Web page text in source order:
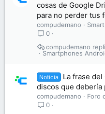
cosas de Google
para no perder tus
compudemano
0
Smartphones
compudemano
Noticia
La frase del
discos que debería
compudemano
Foro
0